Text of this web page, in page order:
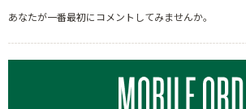
あなたが一番最初にコメントしてみませんか。